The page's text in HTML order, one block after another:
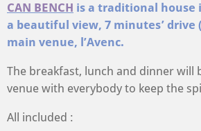
CAN BENCH is a traditional house
a beautiful view, 7 minutes’ drive
main venue, l’Avenc.
The breakfast, lunch and dinner will
venue with everybody to keep the
All included :